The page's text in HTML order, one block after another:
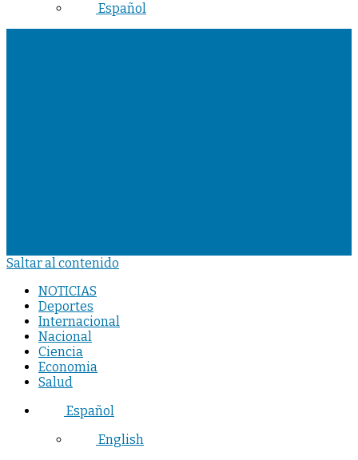
Español
Saltar al contenido
NOTICIAS
Deportes
Internacional
Nacional
Ciencia
Economia
Salud
Español
English